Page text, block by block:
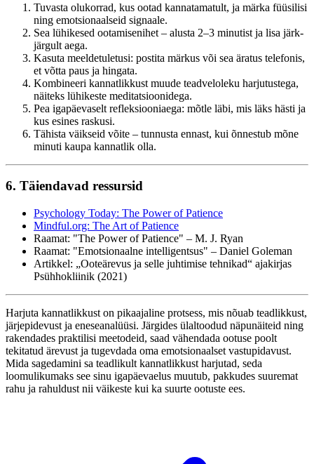
Tuvasta olukorrad, kus ootad kannatamatult, ja märka füüsilisi
ning emotsionaalseid signaale.
Sea lühikesed ootamisenihet – alusta 2–3 minutist ja lisa järk-
järgult aega.
Kasuta meeldetuletusi: postita märkus või sea äratus telefonis,
et võtta paus ja hingata.
Kombineeri kannatlikkust muude teadveloleku harjutustega,
näiteks lühikeste meditatsioonidega.
Pea igapäevaselt refleksiooniaega: mõtle läbi, mis läks hästi ja
kus esines raskusi.
Tähista väikseid võite – tunnusta ennast, kui õnnestub mõne
minuti kaupa kannatlik olla.
6. Täiendavad ressursid
Psychology Today: The Power of Patience
Mindful.org: The Art of Patience
Raamat: "The Power of Patience" – M. J. Ryan
Raamat: "Emotsionaalne intelligentsus" – Daniel Goleman
Artikkel: „Ooteärevus ja selle juhtimise tehnikad“ ajakirjas
Psühhokliinik (2021)
Harjuta kannatlikkust on pikaajaline protsess, mis nõuab teadlikkust,
järjepidevust ja eneseanalüüsi. Järgides ülaltoodud näpunäiteid ning
rakendades praktilisi meetodeid, saad vähendada ootuse poolt
tekitatud ärevust ja tugevdada oma emotsionaalset vastupidavust.
Mida sagedamini sa teadlikult kannatlikkust harjutad, seda
loomulikumaks see sinu igapäevaelus muutub, pakkudes suuremat
rahu ja rahuldust nii väikeste kui ka suurte ootuste ees.